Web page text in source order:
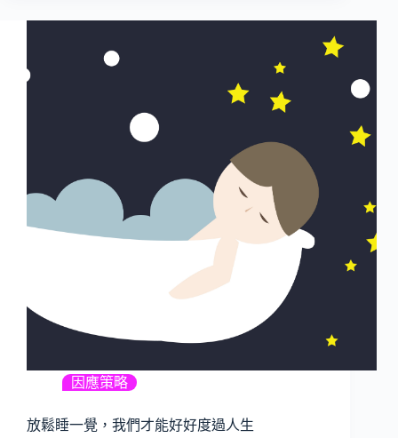
因應策略
放鬆睡一覺，我們才能好好度過人生